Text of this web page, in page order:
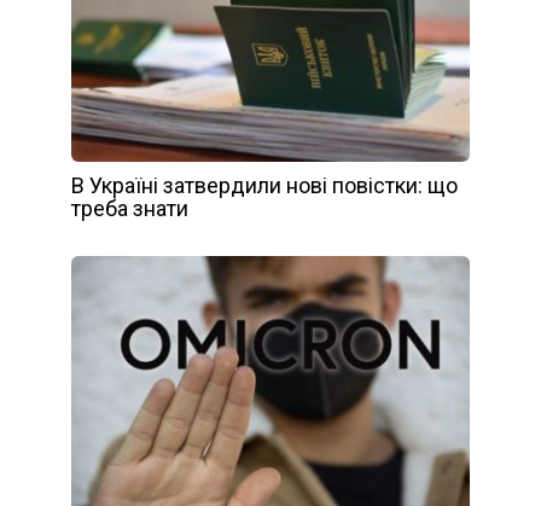
В Україні затвердили нові повістки: що
треба знати